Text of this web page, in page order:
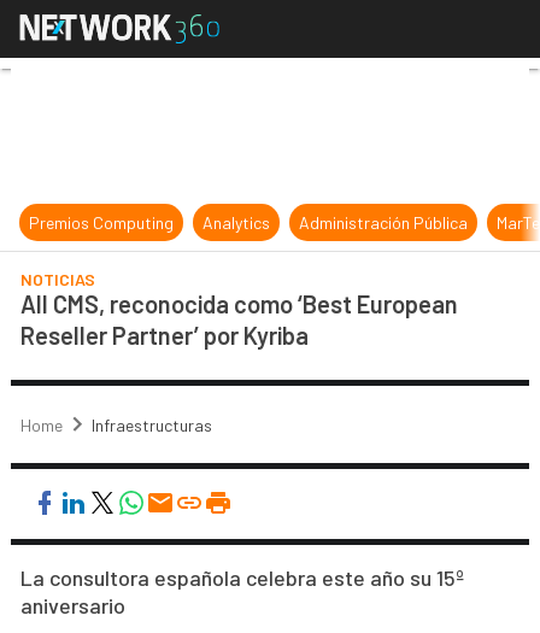
All CMS, reconocida como ‘Best
Premios Computing Analytics Administración Pública
NOTICIAS
All CMS, reconocida como ‘Best European
Reseller Partner’ por Kyriba
Home Infraestructuras
La consultora española celebra este año su 15º
aniversario